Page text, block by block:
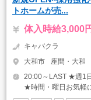
トホームが売...
体入時給3,000
キャバクラ
大和市
座間・大和
20:00～LAST ★週1
★時間・曜日お気軽